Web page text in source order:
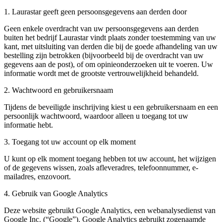
1. Laurastar geeft geen persoonsgegevens aan derden door
Geen enkele overdracht van uw persoonsgegevens aan derden
buiten het bedrijf Laurastar vindt plaats zonder toestemming van uw
kant, met uitsluiting van derden die bij de goede afhandeling van uw
bestelling zijn betrokken (bijvoorbeeld bij de overdracht van uw
gegevens aan de post), of om opinieonderzoeken uit te voeren. Uw
informatie wordt met de grootste vertrouwelijkheid behandeld.
2. Wachtwoord en gebruikersnaam
Tijdens de beveiligde inschrijving kiest u een gebruikersnaam en een
persoonlijk wachtwoord, waardoor alleen u toegang tot uw
informatie hebt.
3. Toegang tot uw account op elk moment
U kunt op elk moment toegang hebben tot uw account, het wijzigen
of de gegevens wissen, zoals afleveradres, telefoonnummer, e-
mailadres, enzovoort.
4. Gebruik van Google Analytics
Deze website gebruikt Google Analytics, een webanalysedienst van
Google Inc. (“Google”). Google Analytics gebruikt zogenaamde